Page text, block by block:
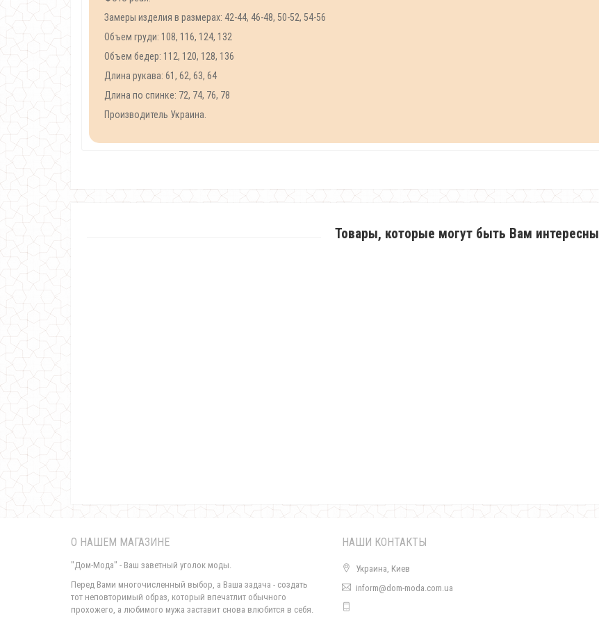
Замеры изделия в размерах: 42-44, 46-48, 50-52, 54-56
Объем груди: 108, 116, 124, 132
Объем бедер: 112, 120, 128, 136
Длина рукава: 61, 62, 63, 64
Длина по спинке: 72, 74, 76, 78
Производитель Украина.
Товары, которые могут быть Вам интересны
О НАШЕМ МАГАЗИНЕ
"Дом-Мода" - Ваш заветный уголок моды.
Перед Вами многочисленный выбор, а Ваша задача - создать
тот неповторимый образ, который впечатлит обычного
прохожего, а любимого мужа заставит снова влюбится в себя.
НАШИ КОНТАКТЫ
Украина, Киев
inform@dom-moda.com.ua